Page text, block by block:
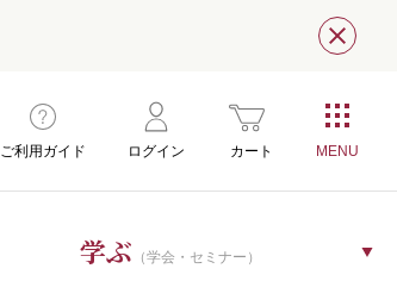
閉じ
ご利用ガイド ログイン カート
学ぶ （学会・セミナー）